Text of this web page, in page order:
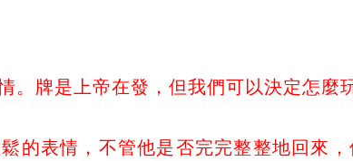
。牌是上帝在發，但我們可以決定怎
的表情，不管他是否完完整整地回來